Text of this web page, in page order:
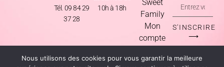
Tél. 09 84 29
37 28
10h à 18h
Sweet
Family
Mon
compte
S'INSCRIRE
⟶
Mentions Légales•CGV •Livraison & Retours• Politique de Confidentialité
Nous utilisons des cookies pour vous garantir la meilleure